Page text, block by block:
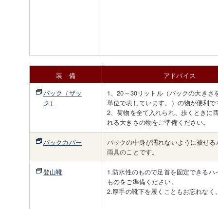
装 備
アドバイス
パック（ザッ
ク）
1、20～30リットル（パックの大きさ
単位で表しています。）の物が便利で
2、荷物を全て入れられ、歩くときに
れる大きさの物をご準備ください。
パックカバー
パックの中身が濡れないように被せ
雨具のことです。
登山靴
1.防水性のもので足首を固定できるハ
ものをご準備ください。
2.厚手の靴下を履くこともお忘れなく